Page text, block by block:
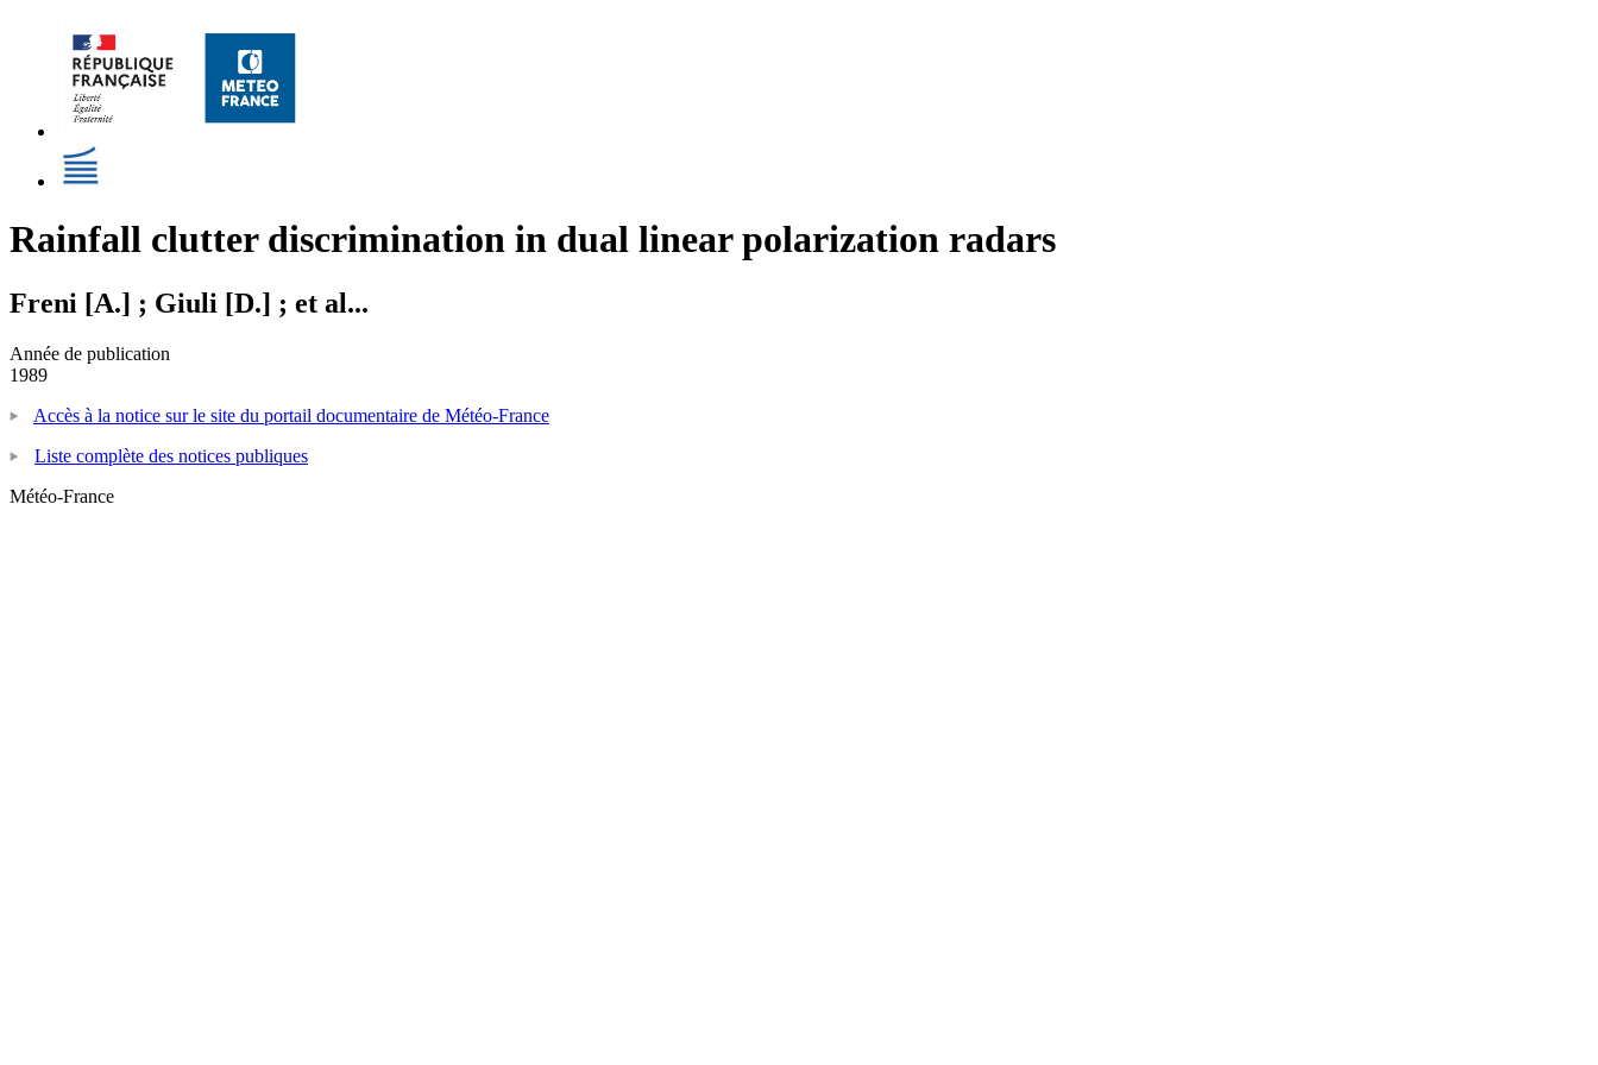
Rainfall clutter discrimination in dual linear polarization radars
Freni [A.] ; Giuli [D.] ; et al...
Année de publication
1989
Accès à la notice sur le site du portail documentaire de Météo-France
Liste complète des notices publiques
Météo-France